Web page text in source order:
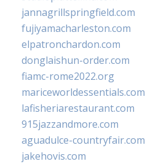
jannagrillspringfield.com
fujiyamacharleston.com
elpatronchardon.com
donglaishun-order.com
fiamc-rome2022.org
mariceworldessentials.com
lafisheriarestaurant.com
915jazzandmore.com
aguadulce-countryfair.com
jakehovis.com